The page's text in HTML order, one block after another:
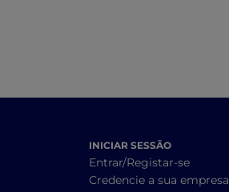
INICIAR SESSÃO
Entrar/Registar-se
Credencie a sua empresa